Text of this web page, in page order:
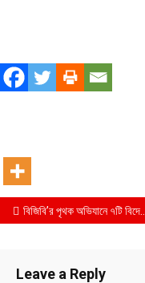
Postবিজিবি’র পৃথক অভিযানে ৭টি বিদেশী অস্ত্র, ১৩টি ম্যাগাজিন, ২৯৩ রাউন্ড গুলি এবং ৩৫ বোতল ফেন্সিডিলসহ ১ মহিলা আটক
Leave a Reply